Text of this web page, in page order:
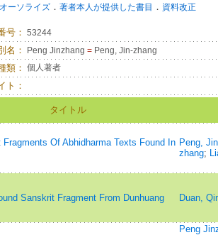
ーソライズ ． 著者本人が提供した書目 ． 資料改正
号： 53244
名： Peng Jinzhang = Peng, Jin-zhang
類： 個人著者
ト：
タイトル
Fragments Of Abhidharma Texts Found In Peng,
zhang;
Sanskrit Fragment From Dunhuang Duan,
Peng